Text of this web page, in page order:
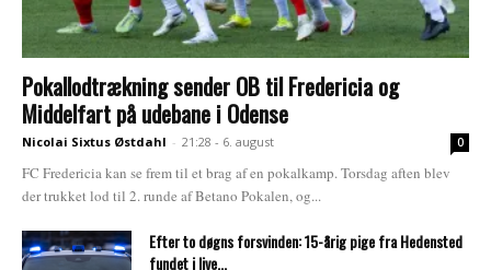
Pokallodtrækning sender OB til Fredericia og
Middelfart på udebane i Odense
Nicolai Sixtus Østdahl - 21:28 - 6. august 0
FC Fredericia kan se frem til et brag af en pokalkamp. Torsdag aften blev
der trukket lod til 2. runde af Betano Pokalen, og...
Efter to døgns forsvinden: 15-årig pige fra Hedensted
fundet i live...